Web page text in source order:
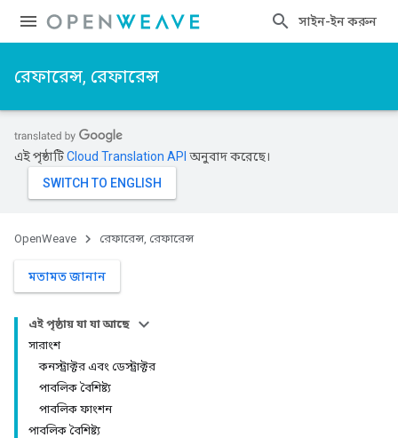
সাইন-ইন করুন
রেফারেন্স, রেফারেন্স
এই পৃষ্ঠাটিCloud Translation API অনুবাদ করেছে।
OpenWeave রেফারেন্স, রেফারেন্স
মতামত জানান
এই পৃষ্ঠায় যা যা আছে
সারাংশ
কনস্ট্রাক্টর এবং ডেস্ট্রাক্টর
পাবলিক বৈশিষ্ট্য
পাবলিক ফাংশন
পাবলিক বৈশিষ্ট্য